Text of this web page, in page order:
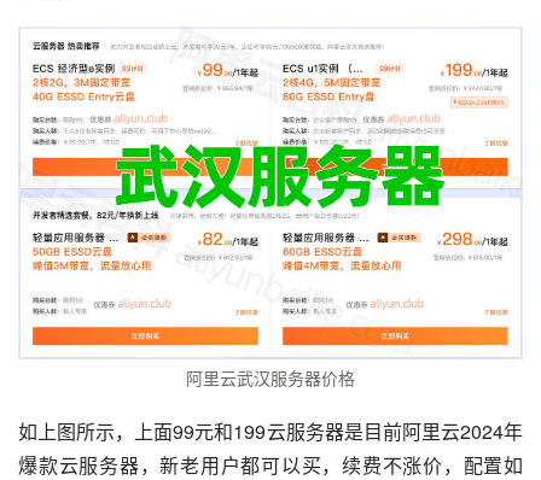
阿里云武汉服务器价格
如上图所示，上面99元和199云服务器是目前阿里云2024年
爆款云服务器，新老用户都可以买，续费不涨价，配置如